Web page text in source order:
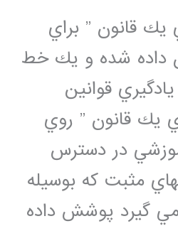
يك قانون ” براي
داده شده و يك خط
قوانين
يك قانون ” روي
در دسترس
مثبت كه بوسيله
مي گيرد پوشش داده